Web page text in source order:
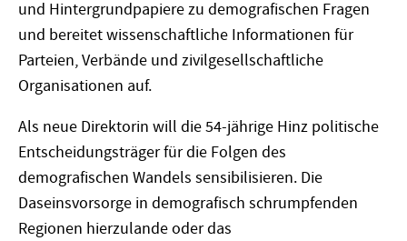
und Hintergrundpapiere zu demografischen Fragen
und bereitet wissenschaftliche Informationen für
Parteien, Verbände und zivilgesellschaftliche
Organisationen auf.
Als neue Direktorin will die 54-jährige Hinz politische
Entscheidungsträger für die Folgen des
demografischen Wandels sensibilisieren. Die
Daseinsvorsorge in demografisch schrumpfenden
Regionen hierzulande oder das